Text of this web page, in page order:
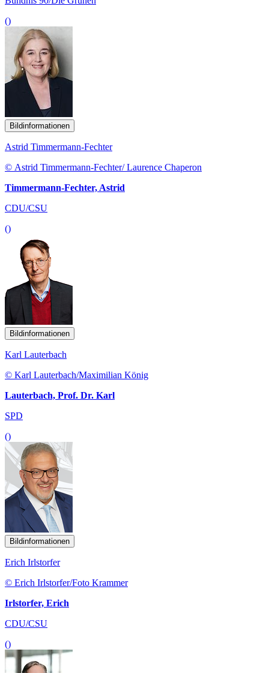
()
Bildinformationen
Astrid Timmermann-Fechter
© Astrid Timmermann-Fechter/ Laurence Chaperon
Timmermann-Fechter, Astrid
CDU/CSU
()
Bildinformationen
Karl Lauterbach
© Karl Lauterbach/Maximilian König
Lauterbach, Prof. Dr. Karl
SPD
()
Bildinformationen
Erich Irlstorfer
© Erich Irlstorfer/Foto Krammer
Irlstorfer, Erich
CDU/CSU
()